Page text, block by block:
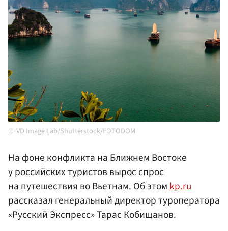
VD Image Lab/Shutterstock/FOTODOM
На фоне конфликта на Ближнем Востоке
у российских туристов вырос спрос
на путешествия во Вьетнам. Об этомkp.ru
рассказал генеральный директор туроператора
«Русский Экспресс» Тарас Кобищанов.